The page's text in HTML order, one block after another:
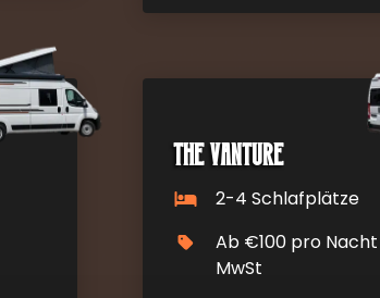
The Vanture
2-4 Schlafplätze
Ab €100 pro Nacht
MwSt